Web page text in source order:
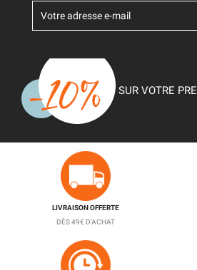
SUR VOTRE
LIVRAISON OFFERTE
DÈS 49€ D'ACHAT